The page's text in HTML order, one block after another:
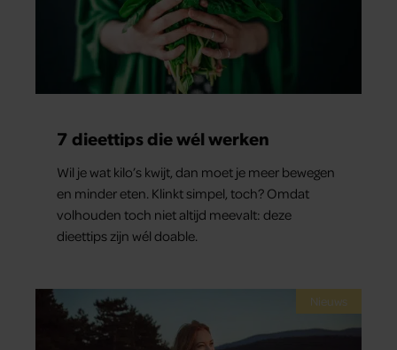
7 dieettips die wél werken
Wil je wat kilo’s kwijt, dan moet je meer bewegen
en minder eten. Klinkt simpel, toch? Omdat
volhouden toch niet altijd meevalt: deze
dieettips zijn wél doable.
Nieuws